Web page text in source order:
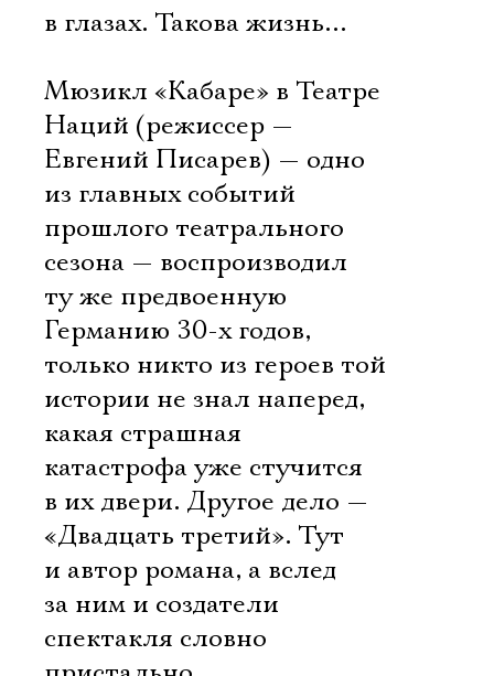
в глазах. Такова жизнь…
Мюзикл «Кабаре» в Театре
Наций (режиссер —
Евгений Писарев) — одно
из главных событий
прошлого театрального
сезона — воспроизводил
ту же предвоенную
Германию 30-х годов,
только никто из героев той
истории не знал наперед,
какая страшная
катастрофа уже стучится
в их двери. Другое дело —
«Двадцать третий». Тут
и автор романа, а вслед
за ним и создатели
спектакля словно